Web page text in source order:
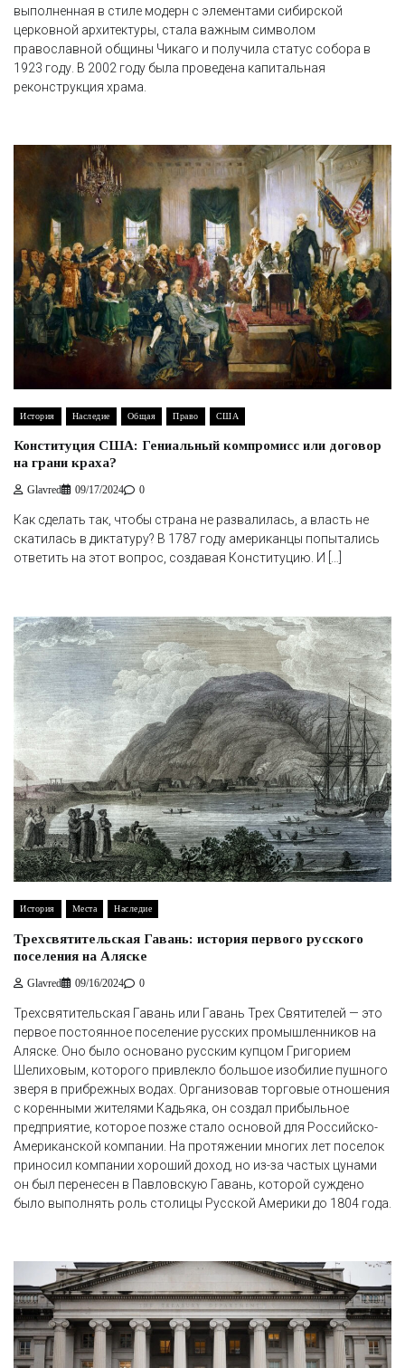
выполненная в стиле модерн с элементами сибирской
церковной архитектуры, стала важным символом
православной общины Чикаго и получила статус собора в
1923 году. В 2002 году была проведена капитальная
реконструкция храма.
История Наследие Общая Право США
Конституция США: Гениальный компромисс или договор
на грани краха?
Glavred 09/17/2024 0
Как сделать так, чтобы страна не развалилась, а власть не
скатилась в диктатуру? В 1787 году американцы попытались
ответить на этот вопрос, создавая Конституцию. И […]
История Места Наследие
Трехсвятительская Гавань: история первого русского
поселения на Аляске
Glavred 09/16/2024 0
Трехсвятительская Гавань или Гавань Трех Святителей — это
первое постоянное поселение русских промышленников на
Аляске. Оно было основано русским купцом Григорием
Шелиховым, которого привлекло большое изобилие пушного
зверя в прибрежных водах. Организовав торговые отношения
с коренными жителями Кадьяка, он создал прибыльное
предприятие, которое позже стало основой для Российско-
Американской компании. На протяжении многих лет поселок
приносил компании хороший доход, но из-за частых цунами
он был перенесен в Павловскую Гавань, которой суждено
было выполнять роль столицы Русской Америки до 1804 года.